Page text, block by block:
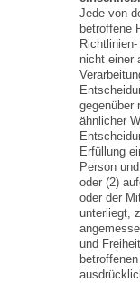
Jede von
betroffene
Richtlinien-
nicht einer
gegenüber
ähnlicher
Erfüllung
Person
oder (2)
oder der
unterliegt,
und